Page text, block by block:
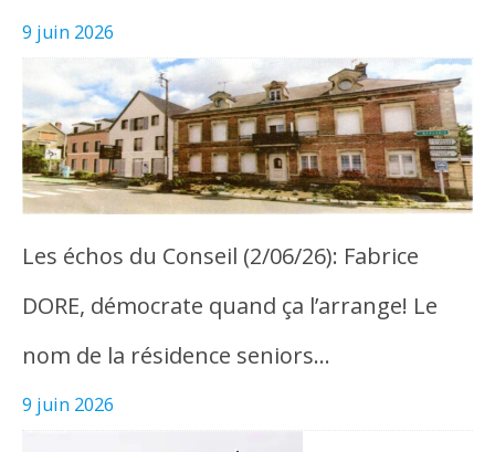
9 juin 2026
Les échos du Conseil (2/06/26): Fabrice
DORE, démocrate quand ça l’arrange! Le
nom de la résidence seniors…
9 juin 2026